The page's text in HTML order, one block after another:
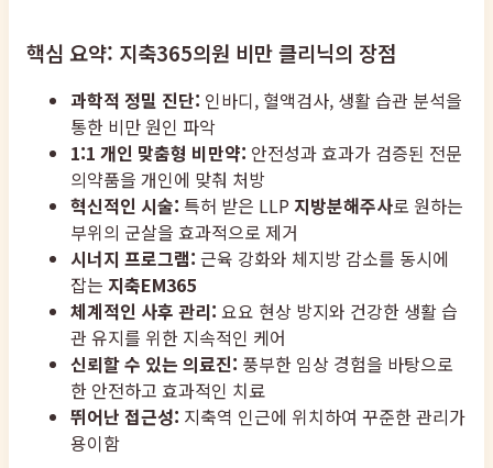
핵심 요약: 지축365의원 비만 클리닉의 장점
과학적 정밀 진단: 인바디, 혈액검사, 생활 습관 분석을
통한 비만 원인 파악
1:1 개인 맞춤형 비만약: 안전성과 효과가 검증된 전문
의약품을 개인에 맞춰 처방
혁신적인 시술: 특허 받은 LLP 지방분해주사로 원하는
부위의 군살을 효과적으로 제거
시너지 프로그램: 근육 강화와 체지방 감소를 동시에
잡는 지축EM365
체계적인 사후 관리: 요요 현상 방지와 건강한 생활 습
관 유지를 위한 지속적인 케어
신뢰할 수 있는 의료진: 풍부한 임상 경험을 바탕으로
한 안전하고 효과적인 치료
뛰어난 접근성: 지축역 인근에 위치하여 꾸준한 관리가
용이함